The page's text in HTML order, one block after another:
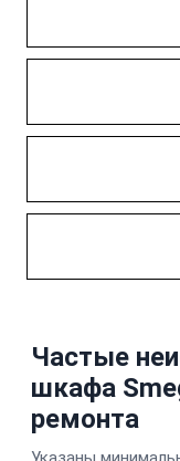
Частые
шкафа
ремонта